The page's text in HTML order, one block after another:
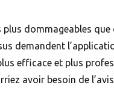
plus dommageables que
demandent
efficace et plus
avoir besoin de